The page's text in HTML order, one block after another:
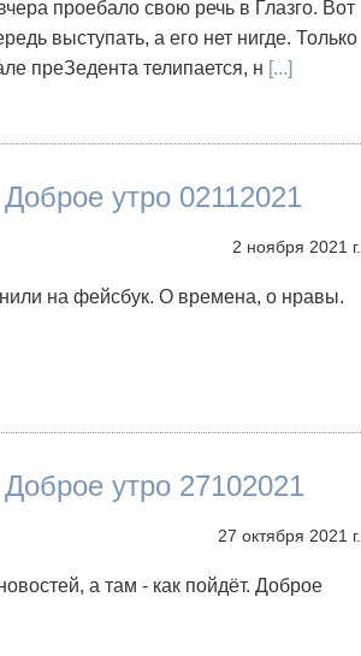
проебало свою речь в Глазго. Вот
выступать, а его нет нигде. Только
преЗедента телипается, н [...]
утро 02112021
2 ноября 2021 г.
на фейсбук. О времена, о нравы.
утро 27102021
27 октября 2021 г.
а там - как пойдёт. Доброе